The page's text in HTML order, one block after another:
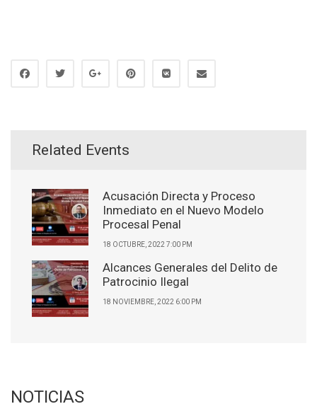
Related Events
Acusación Directa y Proceso
Inmediato en el Nuevo Modelo
Procesal Penal
18 OCTUBRE, 2022 7:00 PM
Alcances Generales del Delito de
Patrocinio Ilegal
18 NOVIEMBRE, 2022 6:00 PM
NOTICIAS